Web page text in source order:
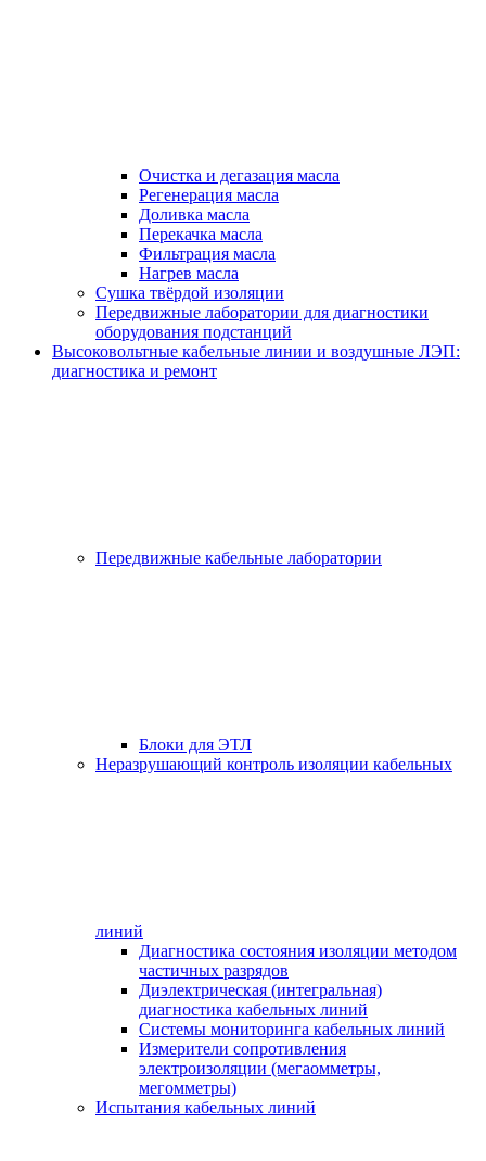
Очистка и дегазация масла
Регенерация масла
Доливка масла
Перекачка масла
Фильтрация масла
Нагрев масла
Сушка твёрдой изоляции
Передвижные лаборатории для диагностики
оборудования подстанций
Высоковольтные кабельные линии и воздушные ЛЭП:
диагностика и ремонт
Передвижные кабельные лаборатории
Блоки для ЭТЛ
Неразрушающий контроль изоляции кабельных
линий
Диагностика состояния изоляции методом
частичных разрядов
Диэлектрическая (интегральная)
диагностика кабельных линий
Системы мониторинга кабельных линий
Измерители сопротивления
электроизоляции (мегаомметры,
мегомметры)
Испытания кабельных линий